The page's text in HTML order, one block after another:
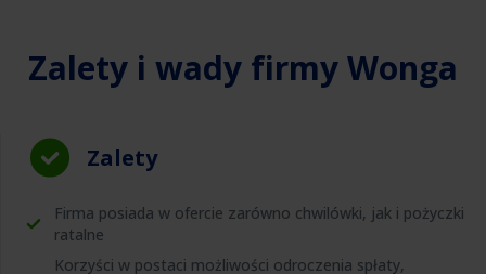
Zalety i wady firmy Wonga
Zalety
Firma posiada w ofercie zarówno chwilówki, jak i pożyczki
ratalne
Korzyści w postaci możliwości odroczenia spłaty,